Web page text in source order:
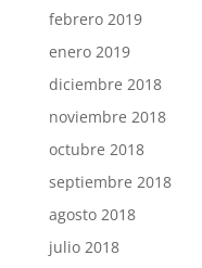
febrero 2019
enero 2019
diciembre 2018
noviembre 2018
octubre 2018
septiembre 2018
agosto 2018
julio 2018